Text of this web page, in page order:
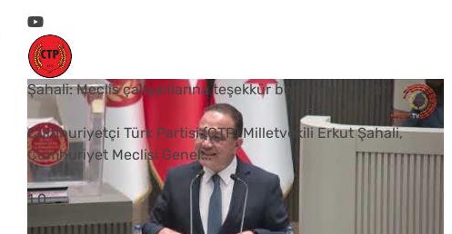
Şahali: Meclis çalışanlarına teşekkür borcumuz vardır
Cumhuriyetçi Türk Partisi (CTP) Milletvekili Erkut Şahali,
Cumhuriyet Meclisi Genel...
1 0